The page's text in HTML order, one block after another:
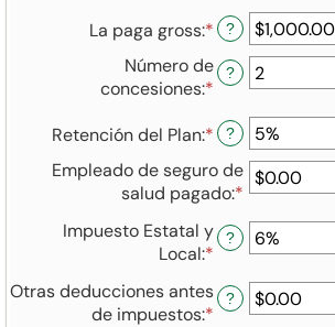
$100,000.00
La paga gross:*Ingresa
monto
$1.00
y
$1,000,000.00
?
Número de
concesiones:* Ingresa
monto
entre
0
y
99
?
Retención del Plan:*Ingresa
un
monto
entre
0%
y
?
Empleado de seguro de
salud pagado:* Ingresa
un
monto
$0.00
y
Impuesto Estatal y
Local:* Ingresa
monto
?
Otras deducciones antes
de impuestos:* Ingresa
?